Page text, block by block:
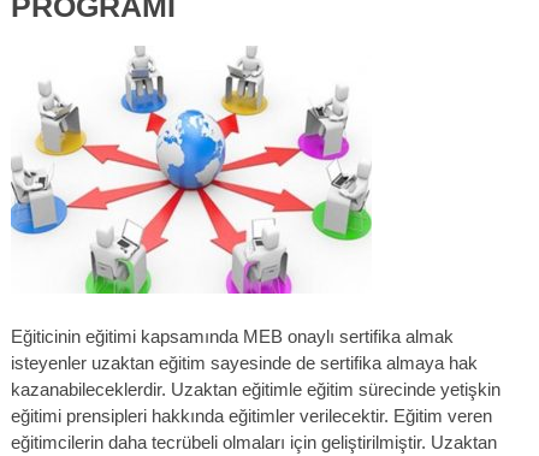
Eğiticinin eğitimi kapsamında MEB onaylı sertifika almak
isteyenler uzaktan eğitim sayesinde de sertifika almaya hak
kazanabileceklerdir. Uzaktan eğitimle eğitim sürecinde yetişkin
eğitimi prensipleri hakkında eğitimler verilecektir. Eğitim veren
eğitimcilerin daha tecrübeli olmaları için geliştirilmiştir. Uzaktan